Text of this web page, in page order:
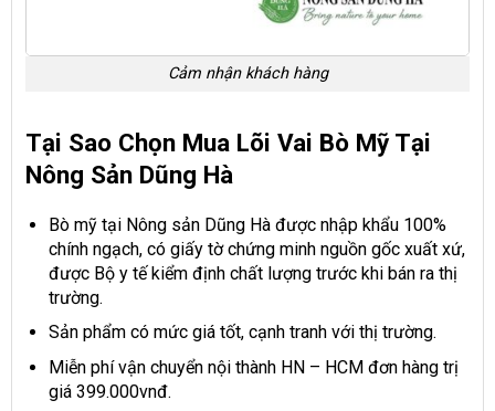
Cảm nhận khách hàng
Tại Sao Chọn Mua Lõi Vai Bò Mỹ Tại
Nông Sản Dũng Hà
Bò mỹ tại Nông sản Dũng Hà được nhập khẩu 100%
chính ngạch, có giấy tờ chứng minh nguồn gốc xuất xứ,
được Bộ y tế kiểm định chất lượng trước khi bán ra thị
trường.
Sản phẩm có mức giá tốt, cạnh tranh với thị trường.
Miễn phí vận chuyển nội thành HN – HCM đơn hàng trị
giá 399.000vnđ.